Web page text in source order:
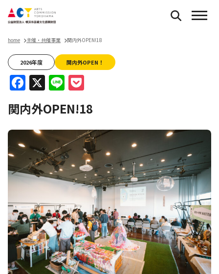
home 主催・共催事業 関内外OPEN!18
2026年度 関内外OPEN！
Facebook
X Line
関内外OPEN!18